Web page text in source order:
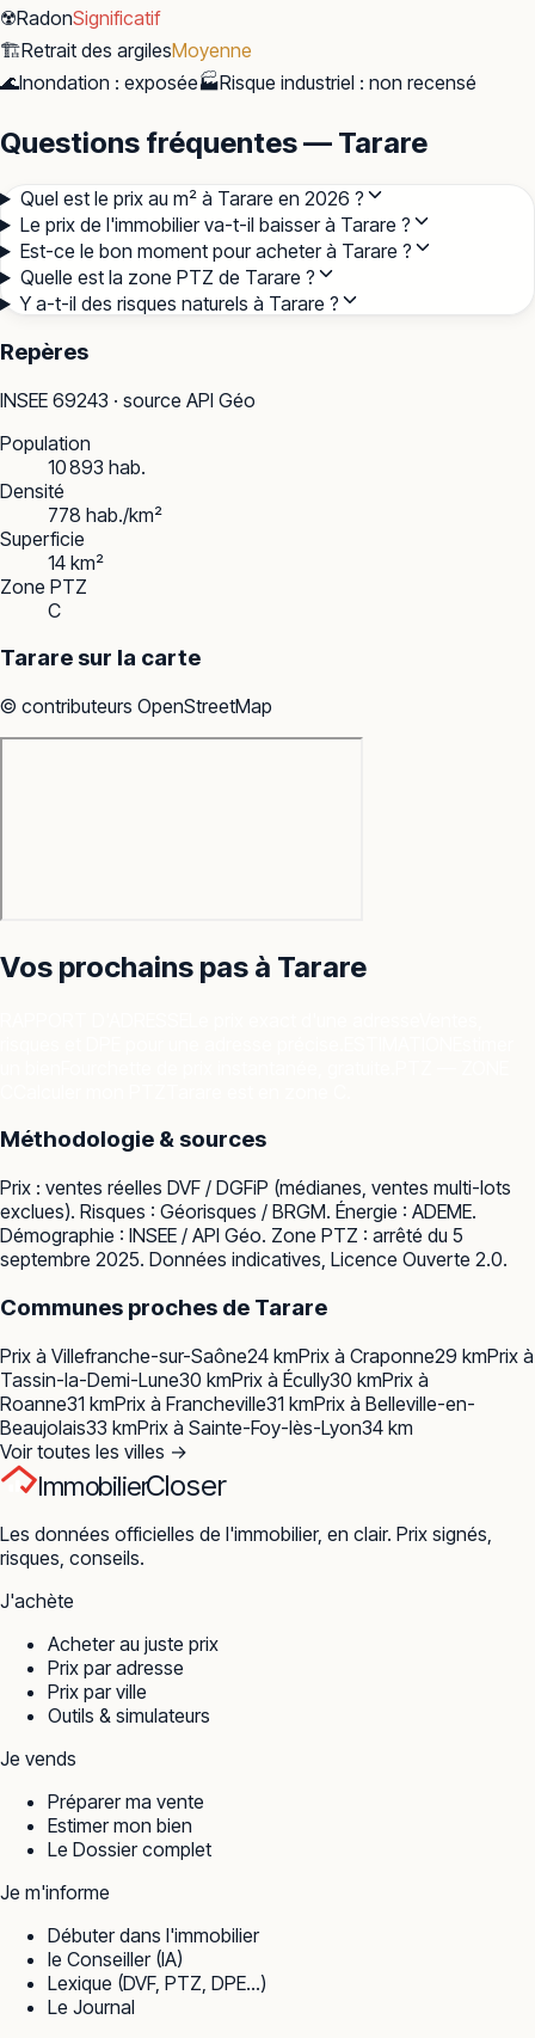
☢️RadonSignificatif
🏗️Retrait des argilesMoyenne
🌊Inondation : exposée🏭Risque industriel : non recensé
Questions fréquentes — Tarare
Quel est le prix au m² à Tarare en 2026 ?
Le prix de l'immobilier va-t-il baisser à Tarare ?
Est-ce le bon moment pour acheter à Tarare ?
Quelle est la zone PTZ de Tarare ?
Y a-t-il des risques naturels à Tarare ?
Repères
INSEE 69243 · source API Géo
Population
10 893 hab.
Densité
778 hab./km²
Superficie
14 km²
Zone PTZ
C
Tarare sur la carte
© contributeurs OpenStreetMap
Vos prochains pas à Tarare
Méthodologie & sources
Prix : ventes réelles DVF / DGFiP (médianes, ventes multi-lots
exclues). Risques : Géorisques / BRGM. Énergie : ADEME.
Démographie : INSEE / API Géo. Zone PTZ : arrêté du 5
septembre 2025. Données indicatives, Licence Ouverte 2.0.
Communes proches de Tarare
Prix à Villefranche-sur-Saône24 kmPrix à Craponne29 kmPrix à
Tassin-la-Demi-Lune30 kmPrix à Écully30 kmPrix à
Roanne31 kmPrix à Francheville31 kmPrix à Belleville-en-
Beaujolais33 kmPrix à Sainte-Foy-lès-Lyon34 km
Voir toutes les villes →
ImmobilierCloser
Les données officielles de l'immobilier, en clair. Prix signés,
risques, conseils.
J'achète
Acheter au juste prix
Prix par adresse
Prix par ville
Outils & simulateurs
Je vends
Préparer ma vente
Estimer mon bien
Le Dossier complet
Je m'informe
Débuter dans l'immobilier
le Conseiller (IA)
Lexique (DVF, PTZ, DPE…)
Le Journal